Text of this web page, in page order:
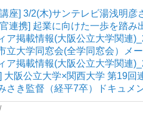
座] 3/2(木)サンテレビ湯浅明
連携] 起業に向けた一歩を踏
ア掲載情報(大阪公立大学関連
立大学同窓会(全学同窓会）メ
ア掲載情報(大阪公立大学関連
大阪公立大学×関西大学 第19
さき監督（経平7卒）ドキュメ
/